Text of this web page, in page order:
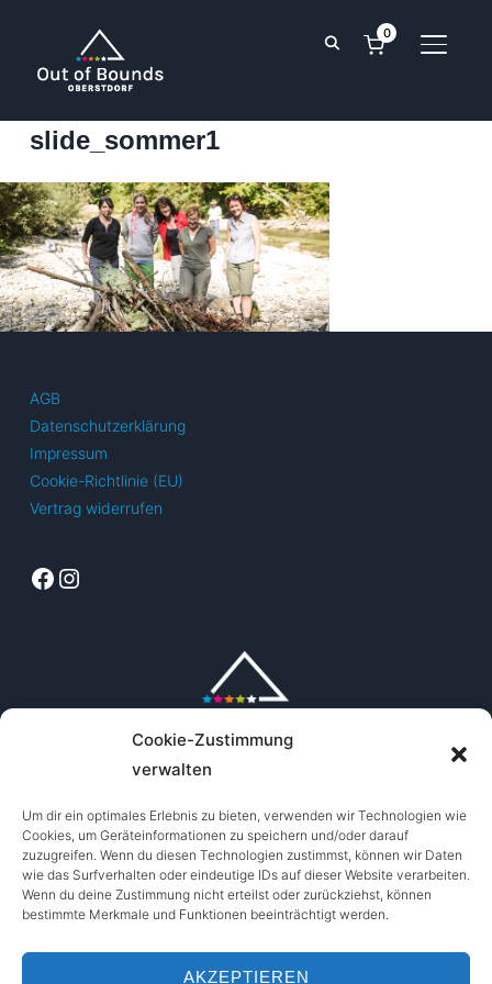
Cookie-Zustimmung
verwalten
Um dir ein optimales Erlebnis zu bieten, verwenden wir Technologien wie
Cookies, um Geräteinformationen zu speichern und/oder darauf
zuzugreifen. Wenn du diesen Technologien zustimmst, können wir Daten
wie das Surfverhalten oder eindeutige IDs auf dieser Website verarbeiten.
Wenn du deine Zustimmung nicht erteilst oder zurückziehst, können
bestimmte Merkmale und Funktionen beeinträchtigt werden.
AKZEPTIEREN
0
slide_sommer1
AGB
Datenschutzerklärung
Impressum
Cookie-Richtlinie (EU)
Vertrag widerrufen
Facebook
Instagram